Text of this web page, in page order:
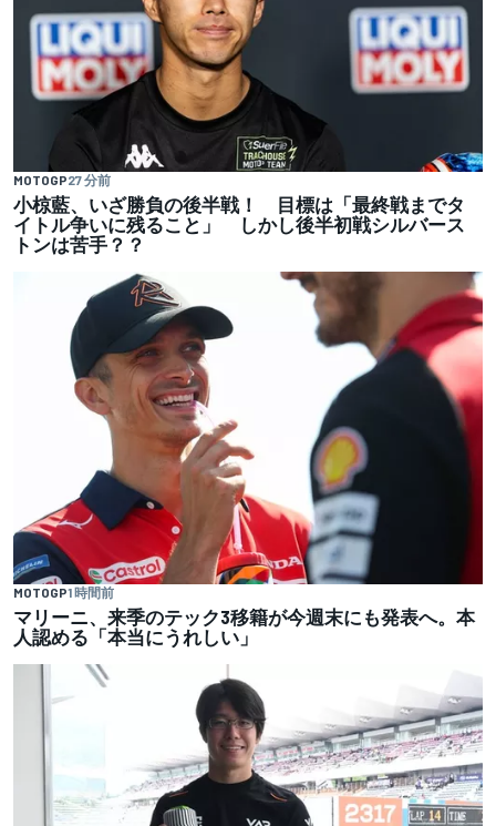
MOTOGP27 分前
小椋藍、いざ勝負の後半戦！ 目標は「最終戦までタ
イトル争いに残ること」 しかし後半初戦シルバース
トンは苦手？？
MOTOGP1 時間前
マリーニ、来季のテック3移籍が今週末にも発表へ。本
人認める「本当にうれしい」